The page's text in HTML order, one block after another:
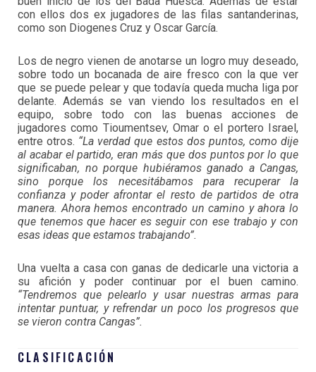
con ellos dos ex jugadores de las filas santanderinas,
como son Diogenes Cruz y Oscar García.
Los de negro vienen de anotarse un logro muy deseado,
sobre todo un bocanada de aire fresco con la que ver
que se puede pelear y que todavía queda mucha liga por
delante. Además se van viendo los resultados en el
equipo, sobre todo con las buenas acciones de
jugadores como Tioumentsev, Omar o el portero Israel,
entre otros. “La verdad que estos dos puntos, como dije
al acabar el partido, eran más que dos puntos por lo que
significaban, no porque hubiéramos ganado a Cangas,
sino porque los necesitábamos para recuperar la
confianza y poder afrontar el resto de partidos de otra
manera. Ahora hemos encontrado un camino y ahora lo
que tenemos que hacer es seguir con ese trabajo y con
esas ideas que estamos trabajando”.
Una vuelta a casa con ganas de dedicarle una victoria a
su afición y poder continuar por el buen camino.
“Tendremos que pelearlo y usar nuestras armas para
intentar puntuar, y refrendar un poco los progresos que
se vieron contra Cangas”.
CLASIFICACIÓN